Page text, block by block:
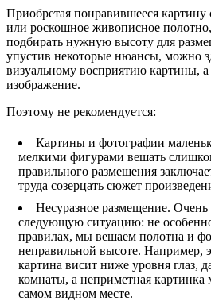
Приобретая понравившееся
или роскошное живописное
подбирать нужную высоту для
упустив некоторые нюансы, можно
визуальному восприятию картины, а
изображение.
Поэтому не рекомендуется:
Картины и фотографии
мелкими фигурами вешать
правильного размещения
труда созерцать сюжет
Несуразное размещение.
следующую ситуацию: не
правилах, мы вешаем полотна и
неправильной высоте. Например,
картина висит ниже уровня глаз,
комнаты, а неприметная картинка
самом видном месте.